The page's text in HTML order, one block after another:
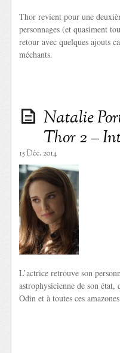
Thor revient pour une
personnages (et quasiment
retour avec quelques ajouts
méchants.
Natalie
Thor 2 –
15 Déc. 2014
L’actrice retrouve son
astrophysicienne de son
Odin et à toutes ces